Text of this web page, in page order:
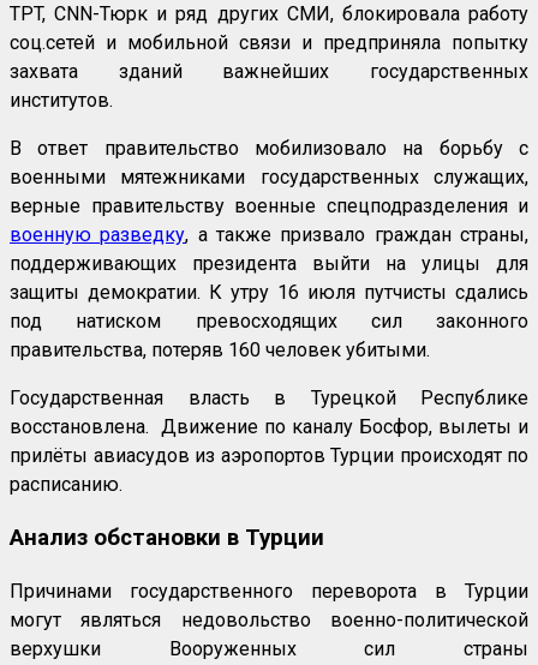
TPT, CNN-Тюрк и ряд других СМИ, блокировала работу
соц.сетей и мобильной связи и предприняла попытку
захвата зданий важнейших государственных
институтов.
В ответ правительство мобилизовало на борьбу с
военными мятежниками государственных служащих,
верные правительству военные спецподразделения и
военную разведку, а также призвало граждан страны,
поддерживающих президента выйти на улицы для
защиты демократии. К утру 16 июля путчисты сдались
под натиском превосходящих сил законного
правительства, потеряв 160 человек убитыми.
Государственная власть в Турецкой Республике
восстановлена. Движение по каналу Босфор, вылеты и
прилёты авиасудов из аэропортов Турции происходят по
расписанию.
Анализ обстановки в Турции
Причинами государственного переворота в Турции
могут являться недовольство военно-политической
верхушки Вооруженных сил страны